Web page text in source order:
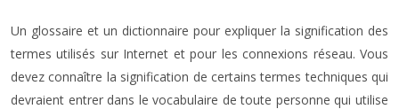
Un glossaire et un dictionnaire pour expliquer la signification des
termes utilisés sur Internet et pour les connexions réseau. Vous
devez connaître la signification de certains termes techniques qui
devraient entrer dans le vocabulaire de toute personne qui utilise